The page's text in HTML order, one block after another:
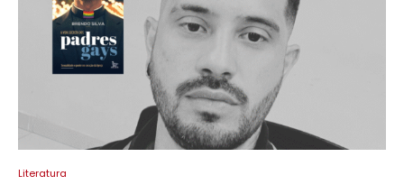
Literatura